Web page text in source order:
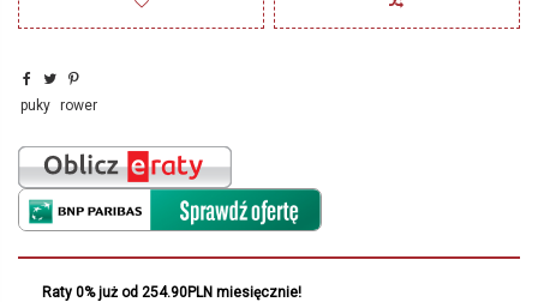
puky rower
Raty 0% już od 254.90PLN miesięcznie!